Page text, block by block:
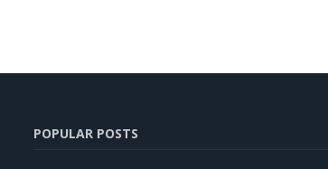
POPULAR POSTS